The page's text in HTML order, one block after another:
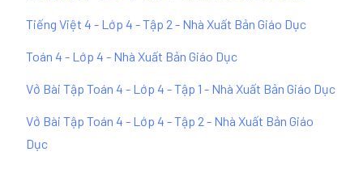
Tiếng Việt 4 - Lớp 4 - Tập 2 - Nhà Xuất Bản Giáo Dục
Toán 4 - Lớp 4 - Nhà Xuất Bản Giáo Dục
Vở Bài Tập Toán 4 - Lớp 4 - Tập 1 - Nhà Xuất Bản Giáo Dục
Vở Bài Tập Toán 4 - Lớp 4 - Tập 2 - Nhà Xuất Bản Giáo
Dục